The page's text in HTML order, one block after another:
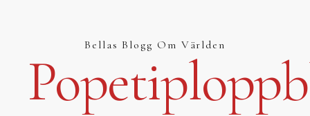
Bellas Blogg Om Världen